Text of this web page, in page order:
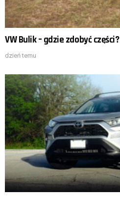
VW Bulik – gdzie zdobyć części?
dzień temu